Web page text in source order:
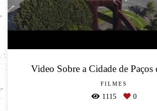
Video Sobre a Cidade de Paços
FILMES
1115 0